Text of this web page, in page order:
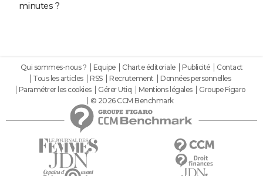
minutes ?
Qui sommes-nous ? Equipe Charte éditoriale Publicité
Contact
Tous les articles
RSS Recrutement
Données personnelles
Paramétrer les cookies
Gérer Utiq Mentions légales
Groupe Figaro
© 2026 CCM Benchmark